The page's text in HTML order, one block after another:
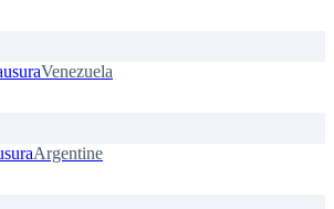
Venezuela
Argentine